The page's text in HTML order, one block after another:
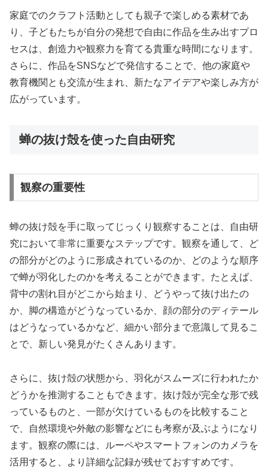
家庭でのクラフト活動としても親子で楽しめる素材であ
り、子どもたちが自分の発想で自由に作品を生み出すプロ
セスは、創造力や観察力を育てる貴重な時間になります。
さらに、作品をSNSなどで発信することで、他の家庭や
教育機関とも交流が生まれ、新たなアイデアや楽しみ方が
広がっています。
蝉の抜け殻を使った自由研究
観察の重要性
蝉の抜け殻を手に取ってじっくり観察することは、自由研
究において非常に重要なステップです。観察を通して、ど
の部分がどのように形成されているのか、どのような順序
で蝉が羽化したのかを考えることができます。たとえば、
背中の割れ目がどこから始まり、どうやって抜け出たの
か、脚の構造がどうなっているか、顔の部分のディテール
はどうなっているかなど、細かい部分まで意識して見るこ
とで、新しい発見がたくさんあります。
さらに、抜け殻の状態から、羽化がスムーズに行われたか
どうかを推測することもできます。抜け殻が完全な形で残
っているものと、一部が欠けているものを比較すること
で、自然環境や外敵の影響などにも考察が及ぶようになり
ます。観察の際には、ルーペやスマートフォンのカメラを
活用すると、より詳細な記録が残せておすすめです。